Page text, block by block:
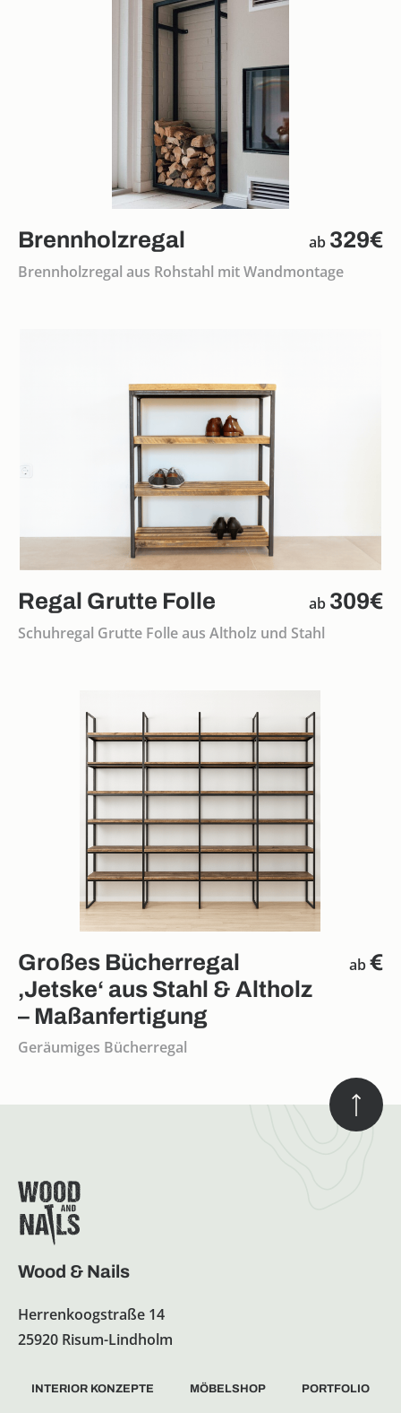
Brennholzregal ab 329€
Brennholzregal aus Rohstahl mit Wandmontage
Regal Grutte Folle ab 309€
Schuhregal Grutte Folle aus Altholz und Stahl
Großes Bücherregal
‚Jetske‘ aus Stahl & Altholz
– Maßanfertigung
ab€
Geräumiges Bücherregal
Wood & Nails
Herrenkoogstraße 14
25920 Risum-Lindholm
INTERIOR KONZEPTE MÖBELSHOP PORTFOLIO